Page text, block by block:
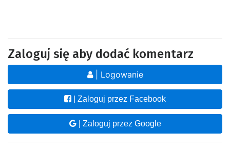
Zaloguj się aby dodać komentarz
| Logowanie
| Zaloguj przez Facebook
| Zaloguj przez Google